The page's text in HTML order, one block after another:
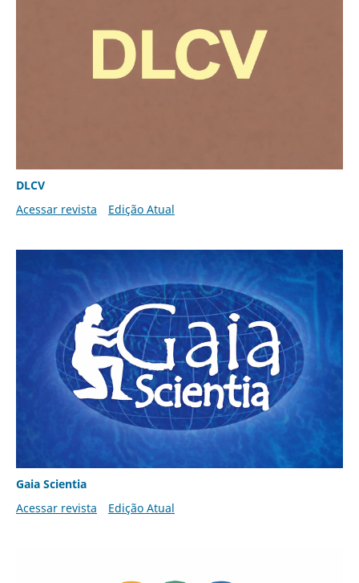
DLCV
Acessar revista
Edição Atual
Gaia Scientia
Acessar revista
Edição Atual